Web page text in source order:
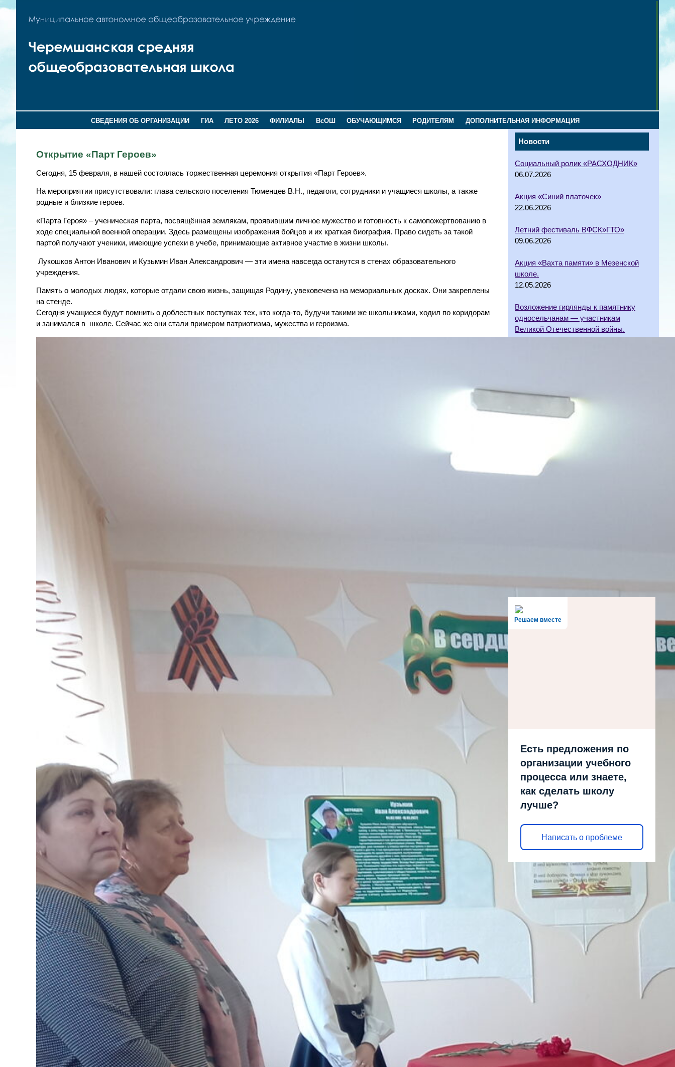
СВЕДЕНИЯ ОБ ОРГАНИЗАЦИИ ГИА ЛЕТО 2026 ФИЛИАЛЫ ВсОШ ОБУЧАЮЩИМСЯ РОДИТЕЛЯМ ДОПОЛНИТЕЛЬНАЯ ИНФОРМАЦИЯ
Новости
Социальный ролик «РАСХОДНИК»
06.07.2026
Акция «Синий платочек»
22.06.2026
Летний фестиваль ВФСК»ГТО»
09.06.2026
Акция «Вахта памяти» в Мезенской
школе.
12.05.2026
Возложение гирлянды к памятнику
односельчанам — участникам
Великой Отечественной войны.
Героя» в филиале МАОУ
«Вахта Памяти»
Решаем вместе
Есть предложения по
организации учебного
процесса или знаете,
как сделать школу
лучше?
Написать о проблеме
Открытие «Парт Героев»
Сегодня, 15 февраля, в нашей состоялась торжественная церемония открытия «Парт Героев».
На мероприятии присутствовали: глава сельского поселения Тюменцев В.Н., педагоги, сотрудники и учащиеся школы, а также
родные и близкие героев.
«Парта Героя» – ученическая парта, посвящённая землякам, проявившим личное мужество и готовность к самопожертвованию в
ходе специальной военной операции. Здесь размещены изображения бойцов и их краткая биография. Право сидеть за такой
партой получают ученики, имеющие успехи в учебе, принимающие активное участие в жизни школы.
Лукошков Антон Иванович и Кузьмин Иван Александрович — эти имена навсегда останутся в стенах образовательного
учреждения.
Память о молодых людях, которые отдали свою жизнь, защищая Родину, увековечена на мемориальных досках. Они закреплены
на стенде.
Сегодня учащиеся будут помнить о доблестных поступках тех, кто когда-то, будучи такими же школьниками, ходил по коридорам
и занимался в школе. Сейчас же они стали примером патриотизма, мужества и героизма.